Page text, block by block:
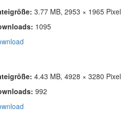
3.77 MB, 2953 × 1965 Pixel
1095
4.43 MB, 4928 × 3280 Pixel
992